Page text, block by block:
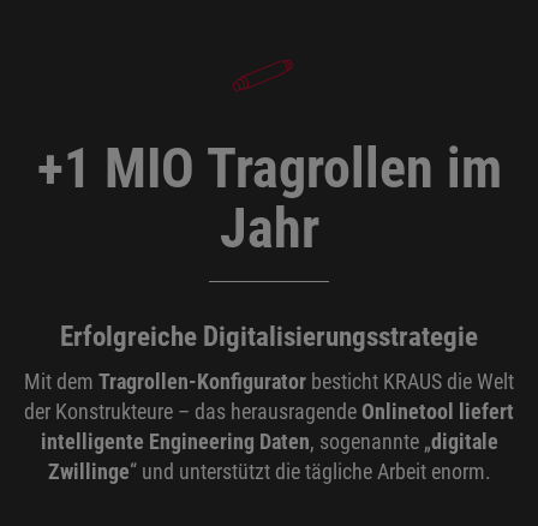
+1 MIO Tragrollen im
Jahr
Erfolgreiche Digitalisierungsstrategie
Mit dem Tragrollen-Konfigurator besticht KRAUS die Welt
der Konstrukteure – das herausragende Onlinetool liefert
intelligente Engineering Daten, sogenannte „digitale
Zwillinge“ und unterstützt die tägliche Arbeit enorm.